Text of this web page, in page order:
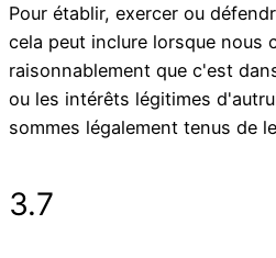
Pour établir, exercer ou
cela peut inclure lorsque nous
raisonnablement que c'est
ou les intérêts légitimes
sommes légalement tenus de
3.7